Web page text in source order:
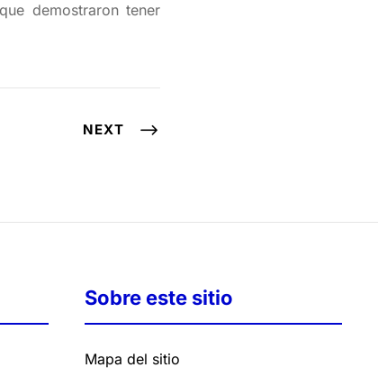
demostraron tener
NEXT
Sobre este sitio
Mapa del sitio